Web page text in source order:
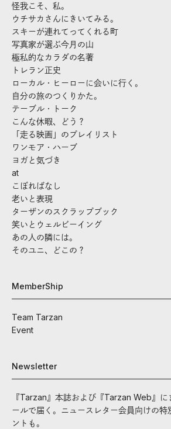
怪我こそ、私。
ウチサカさんにきいてみる。
スキーが連れてってくれる町
写真家が選ぶ今月の山
極私的なカラダの名著
トレラン正史
ローカル・ヒーローに会いに行く。
自分の旅のつくりかた。
テーブル・トーク
こんな休暇、どう？
「走る映画」のプレイリスト
ワンモア・ハーブ
ヨガと気づき
at
こぼればなし
老いと表現
ターザンのスクラップブック
笑いとウェルビーイング
あの人の隣には。
そのユニ、どこの？
MemberShip
Team Tarzan
Event
Newsletter
『Tarzan』本誌および『Tarzan Web』に
ールで届く。ニュースレター会員向けの
ントも。